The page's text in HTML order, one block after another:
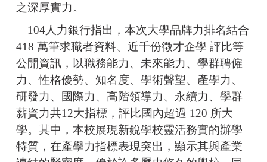
之深厚實力。
104人力銀行指出，本次大學品牌力排名結合
418 萬筆求職者資料、近千份徵才企學 評比等
公開資訊，以職務能力、未來能力、學群聘僱
力、性格優勢、知名度、學術聲望、產學力、
研發力、國際力、高階領導力、永續力、學群
薪資力共12大指標，評比國內超過 120 所大
學。其中，本校展現新銳學校靈活務實的辦學
特質，在產學力指標表現突出，顯示其與產業